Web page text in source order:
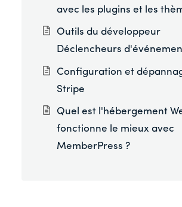
avec les plugins et les
Outils du développeur
Déclencheurs
Configuration et
Stripe
Quel est l'hébergement
fonctionne le mieux avec
MemberPress ?